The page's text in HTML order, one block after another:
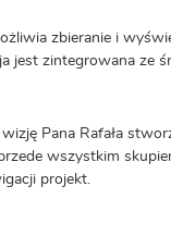
zbieranie i
jest zintegrowana ze
Pana Rafała
wszystkim
projekt.